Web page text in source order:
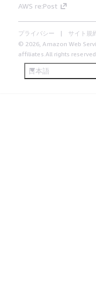
AWS re:Post
プライバシー サイト規
© 2026, Amazon Web
affiliates.All rights reserved.
日本語